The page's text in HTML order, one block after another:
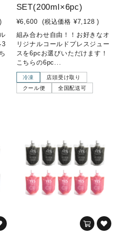
)
3
SET(200ml×6pc)
¥6,600 (税込価格 ¥7,128 )
組み合わせ自由！！お好きなオ
リジナルコールドプレスジュー
スを6pcお選びいただけます！
こちらの6pc...
冷凍
店頭受け取り
クール便
全国配送可